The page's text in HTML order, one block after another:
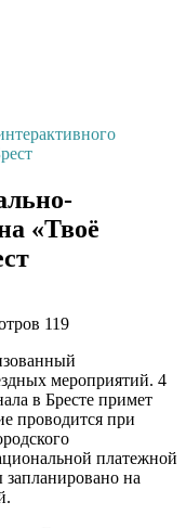
«Твоё
119
мероприятий. 4
в Бресте примет
проводится при
платежной
на